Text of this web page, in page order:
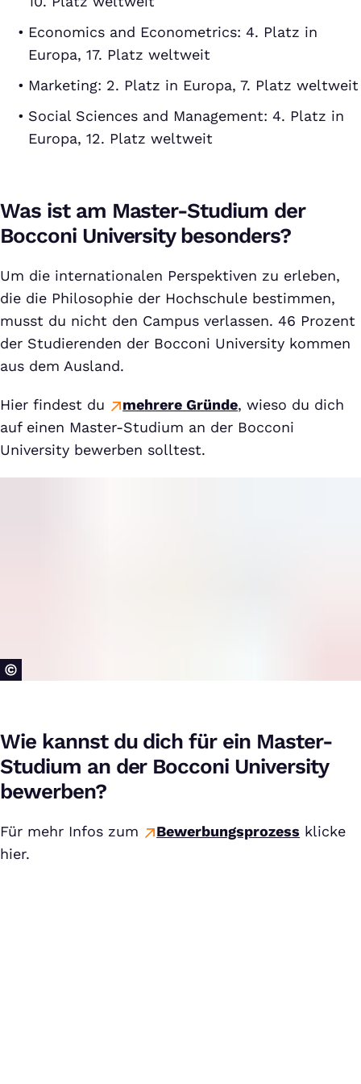
Economics and Econometrics: 4. Platz in
Europa, 17. Platz weltweit
Marketing: 2. Platz in Europa, 7. Platz weltweit
Social Sciences and Management: 4. Platz in
Europa, 12. Platz weltweit
Was ist am Master-Studium der
Bocconi University besonders?
Um die internationalen Perspektiven zu erleben,
die die Philosophie der Hochschule bestimmen,
musst du nicht den Campus verlassen. 46 Prozent
der Studierenden der Bocconi University kommen
aus dem Ausland.
Hier findest du mehrere Gründe, wieso du dich
auf einen Master-Studium an der Bocconi
University bewerben solltest.
Wie kannst du dich für ein Master-
Studium an der Bocconi University
bewerben?
Für mehr Infos zum Bewerbungsprozess klicke
hier.